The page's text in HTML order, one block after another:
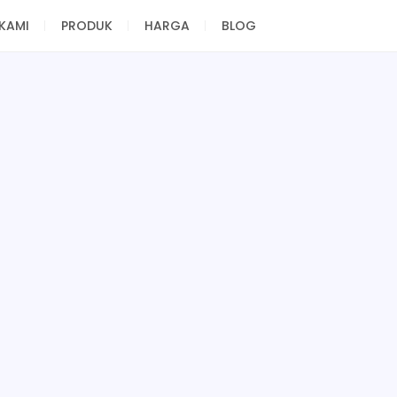
PRODUK HARGA BLOG